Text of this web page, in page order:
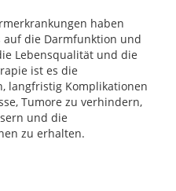
haben
die Darmfunktion und
Lebensqualität und die
ist es die
langfristig Komplikationen
Tumore zu verhindern,
und die
zu erhalten.